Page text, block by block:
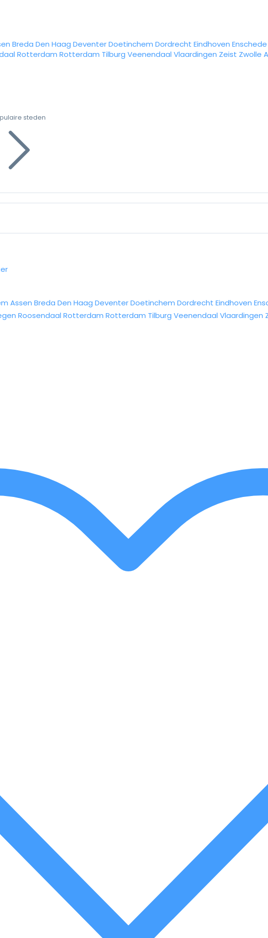
Breda Den Haag DeventerDoetinchem Dordrecht Eindhoven Enschede
Rotterdam Rotterdam Tilburg Veenendaal Vlaardingen Zeist Zwolle
steden
Assen Breda Den Haag DeventerDoetinchem Dordrecht Eindhoven
Roosendaal Rotterdam Rotterdam Tilburg Veenendaal Vlaardingen